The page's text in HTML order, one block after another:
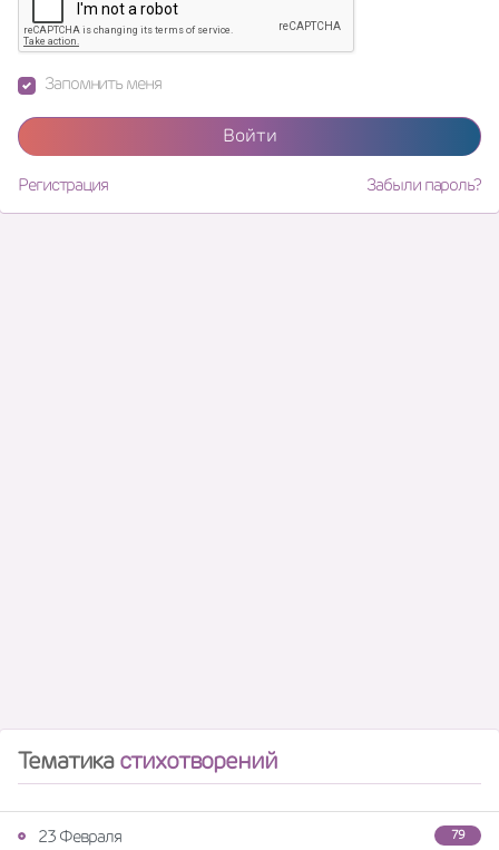
Запомнить меня
Войти
Регистрация Забыли пароль?
Тематикастихотворений
79
23 Февраля